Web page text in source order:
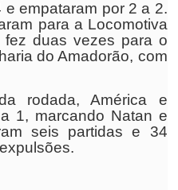
empataram por 2 a 2.
para a Locomotiva
fez duas vezes para o
do Amadorão, com
rodada, América e
1, marcando Natan e
seis partidas e 34